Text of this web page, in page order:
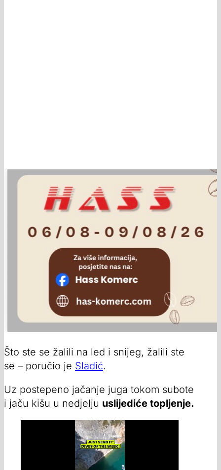
Što ste se žalili na led i snijeg, žalili ste
se – poručio je Sladić.
Uz postepeno jačanje juga tokom subote
i jaču kišu u nedjelju uslijediće topljenje.